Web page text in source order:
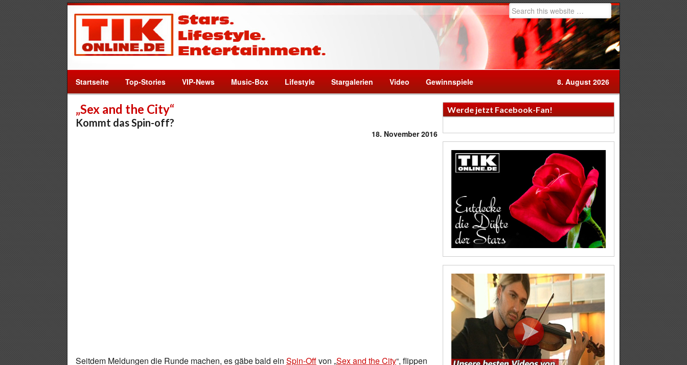
Startseite Top-Stories VIP-News Music-Box Lifestyle Stargalerien Video Gewinnspiele 8. August 2026
„Sex and the City“
Kommt das Spin-off?
18. November 2016
Seitdem Meldungen die Runde machen, es gäbe bald ein Spin-Offvon „Sex and the City“, flippen
Werde jetzt Facebook-Fan!